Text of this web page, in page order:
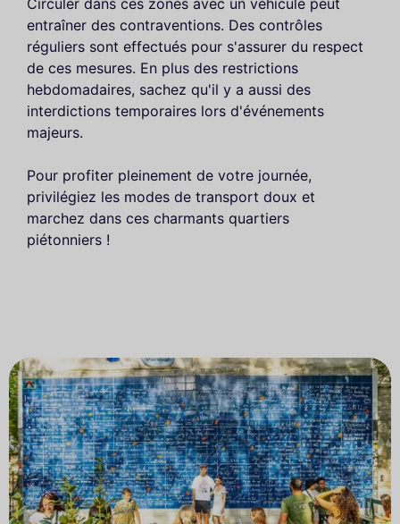
Circuler dans ces zones avec un véhicule peut
entraîner des contraventions. Des contrôles
réguliers sont effectués pour s'assurer du respect
de ces mesures. En plus des restrictions
hebdomadaires, sachez qu'il y a aussi des
interdictions temporaires lors d'événements
majeurs.
Pour profiter pleinement de votre journée,
privilégiez les modes de transport doux et
marchez dans ces charmants quartiers
piétonniers !